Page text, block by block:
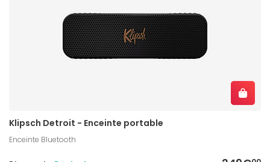
Klipsch Detroit - Enceinte portable
Enceinte Bluetooth